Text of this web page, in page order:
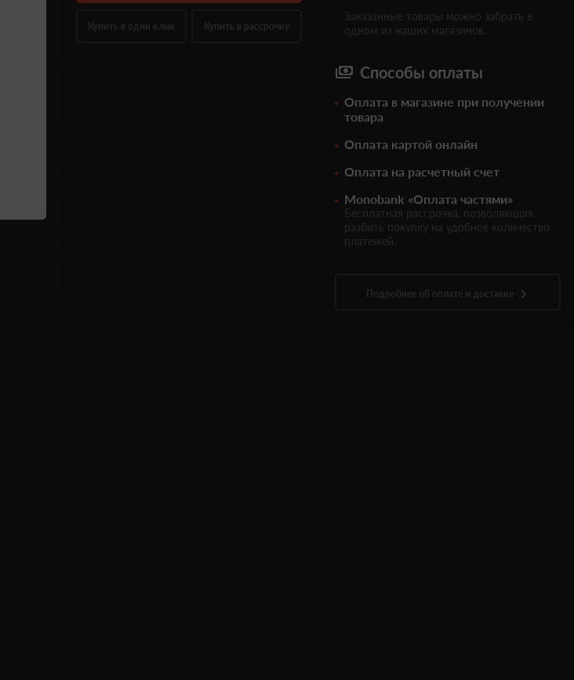
Купить в один клик Купить в рассрочку
Заказанные товары можно забрать в
одном из наших магазинов.
Способы оплаты
Оплата в магазине при получении
товара
Оплата картой онлайн
Оплата на расчетный счет
Monobank «Оплата частями»
Бесплатная рассрочка, позволяющая
разбить покупку на удобное количество
платежей.
Подробнее об оплате и доставке